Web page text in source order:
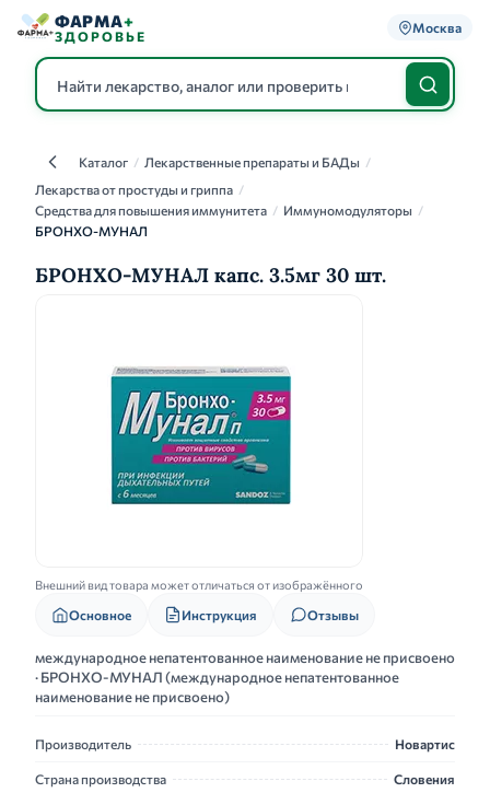
ФАРМА+
ЗДОРОВЬЕ
Москва
КаталогКаталог / Лекарственные препараты и БАДы /
Лекарства от простуды и гриппа /
Средства для повышения иммунитета / Иммуномодуляторы /
БРОНХО-МУНАЛ
БРОНХО-МУНАЛ капс. 3.5мг 30 шт.
Внешний вид товара может отличаться от изображённого
Основное Инструкция Отзывы
международное непатентованное наименование не присвоено
· БРОНХО-МУНАЛ (международное непатентованное
наименование не присвоено)
Производитель Новартис
Страна производства Словения